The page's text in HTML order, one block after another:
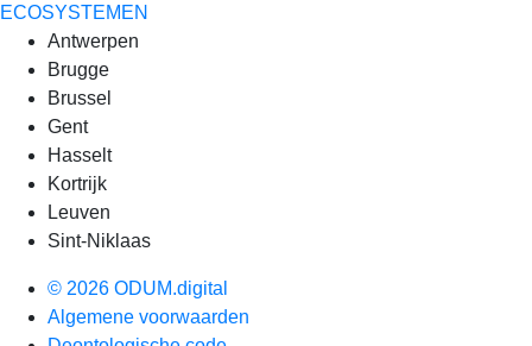
ECOSYSTEMEN
Antwerpen
Brugge
Brussel
Gent
Hasselt
Kortrijk
Leuven
Sint-Niklaas
© 2026 ODUM.digital
Algemene voorwaarden